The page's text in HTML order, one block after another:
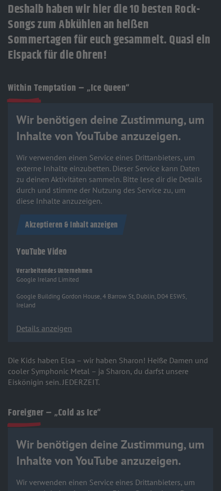
Deshalb haben wir hier die 10 besten Rock-
Songs zum Abkühlen an heißen
Sommertagen für euch gesammelt. Quasi ein
Eispack für die Ohren!
Within Temptation – „Ice Queen“
Wir benötigen deine Zustimmung, um
Inhalte von YouTube anzuzeigen.
Wir verwenden einen Service eines Drittanbieters, um
externe Inhalte einzubetten. Dieser Service kann Daten
zu deinen Aktivitäten sammeln. Bitte lese dir die Details
durch und stimme der Nutzung des Service zu, um
diese Inhalte anzuzeigen.
Akzeptieren & Inhalt anzeigen
YouTube Video
Verarbeitendes Unternehmen
Google Ireland Limited
Google Building Gordon House, 4 Barrow St, Dublin, D04 E5W5,
Ireland
Details anzeigen
Die Kids haben Elsa – wir haben Sharon! Heiße Damen und
cooler Symphonic Metal – ja Sharon, du darfst unsere
Eiskönigin sein. JEDERZEIT.
Foreigner – „Cold as Ice“
Wir benötigen deine Zustimmung, um
Inhalte von YouTube anzuzeigen.
Wir verwenden einen Service eines Drittanbieters, um